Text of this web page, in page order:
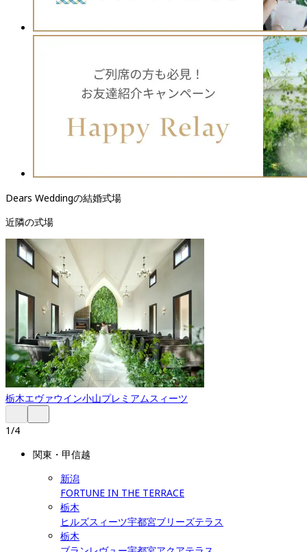
Dears Weddingの結婚式場
近隣の式場
栃木エヴァウイン小山プレミアムスィーツ
1/4
関東・甲信越
新潟
FORTUNE IN THE TERRACE
栃木
ヒルズスィーツ宇都宮ブリーズテラス
栃木